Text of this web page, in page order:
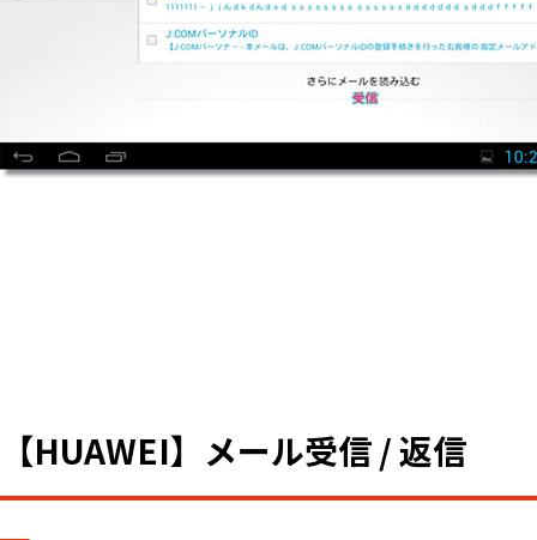
【HUAWEI】メール受信 / 返信